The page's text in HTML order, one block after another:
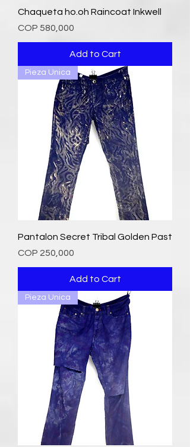
Chaqueta ho.oh Raincoat Inkwell
Price
COP 580,000
Add to Cart
Pieza Unica
Pantalon Secret Tribal Golden Past
Price
COP 250,000
Add to Cart
Pieza Unica